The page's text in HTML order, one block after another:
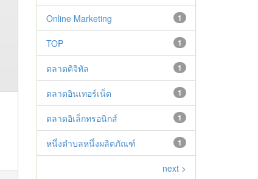
1
Online Marketing
1
TOP
1
ตลาดดิจิทัล
1
ตลาดอินเทอร์เน็ต
1
ตลาดอิเล็กทรอนิกส์
1
หนึ่งตำบลหนึ่งผลิตภัณฑ์
next >